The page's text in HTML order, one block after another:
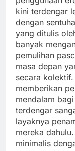
kini terdengar
dengan
yang ditulis
banyak
pemulihan
masa depan
secara
memberikan
mendalam
terdengar
layaknya
mereka
minimalis